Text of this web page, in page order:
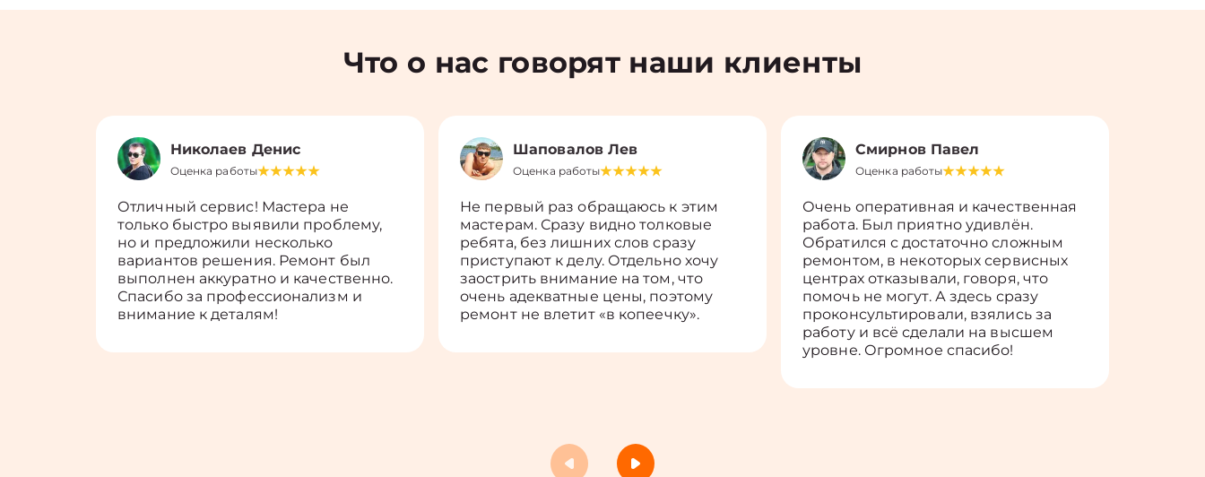
Что о нас говорят наши клиенты
Николаев Денис
Оценка работы
Отличный сервис! Мастера не
только быстро выявили проблему,
но и предложили несколько
вариантов решения. Ремонт был
выполнен аккуратно и качественно.
Спасибо за профессионализм и
внимание к деталям!
Шаповалов Лев
Оценка работы
Не первый раз обращаюсь к этим
мастерам. Сразу видно толковые
ребята, без лишних слов сразу
приступают к делу. Отдельно хочу
заострить внимание на том, что
очень адекватные цены, поэтому
ремонт не влетит «в копеечку».
Смирнов Павел
Оценка работы
Очень оперативная и качественная
работа. Был приятно удивлён.
Обратился с достаточно сложным
ремонтом, в некоторых сервисных
центрах отказывали, говоря, что
помочь не могут. А здесь сразу
проконсультировали, взялись за
работу и всё сделали на высшем
уровне. Огромное спасибо!